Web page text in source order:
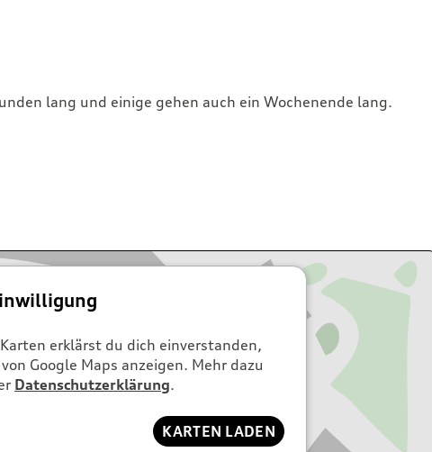
lang und einige gehen auch ein Wochenende lang.
erklärst du dich einverstanden,
Google Maps anzeigen. Mehr dazu
Datenschutzerklärung.
KARTEN LADEN